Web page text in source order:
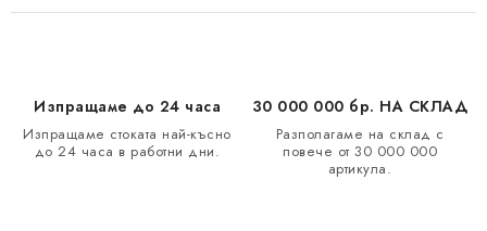
Изпращаме до 24 часа
Изпращаме стоката най-късно
до 24 часа в работни дни.
30 000 000 бр. НА СКЛАД
Разполагаме на склад с
повече от 30 000 000
артикула.